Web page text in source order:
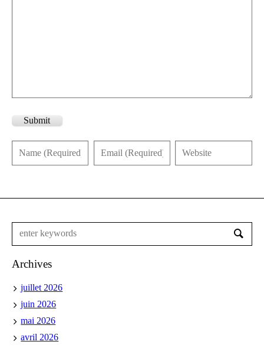
Submit
Archives
juillet 2026
juin 2026
mai 2026
avril 2026